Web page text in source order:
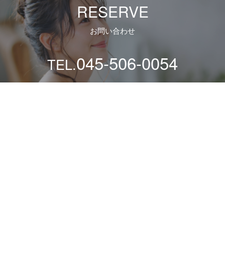
RESERVE
お問い合わせ
TEL.045-506-0054